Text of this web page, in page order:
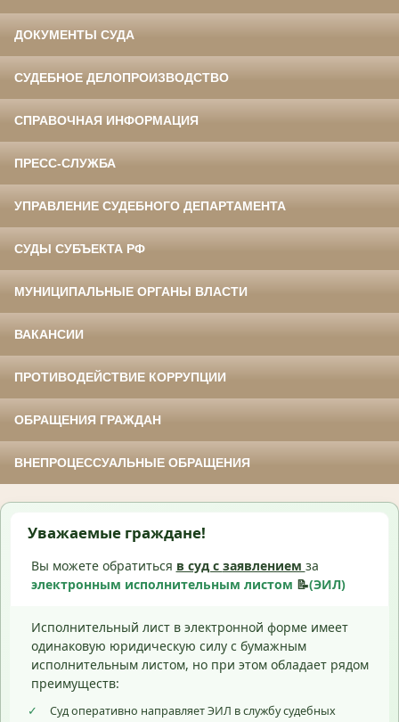
ДОКУМЕНТЫ СУДА
СУДЕБНОЕ ДЕЛОПРОИЗВОДСТВО
СПРАВОЧНАЯ ИНФОРМАЦИЯ
ПРЕСС-СЛУЖБА
УПРАВЛЕНИЕ СУДЕБНОГО ДЕПАРТАМЕНТА
СУДЫ СУБЪЕКТА РФ
МУНИЦИПАЛЬНЫЕ ОРГАНЫ ВЛАСТИ
ВАКАНСИИ
ПРОТИВОДЕЙСТВИЕ КОРРУПЦИИ
ОБРАЩЕНИЯ ГРАЖДАН
ВНЕПРОЦЕССУАЛЬНЫЕ ОБРАЩЕНИЯ
Уважаемые граждане!
Вы можете обратиться в суд с заявлением за
электронным исполнительным листом 📝(ЭИЛ)
Исполнительный лист в электронной форме имеет
одинаковую юридическую силу с бумажным
исполнительным листом, но при этом обладает рядом
преимуществ:
✓
Суд оперативно направляет ЭИЛ в службу судебных